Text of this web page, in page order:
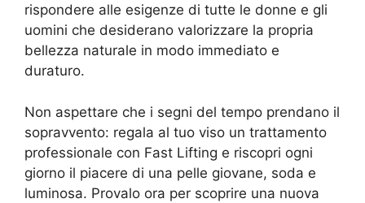
rispondere alle esigenze di tutte le donne e gli
uomini che desiderano valorizzare la propria
bellezza naturale in modo immediato e
duraturo.
Non aspettare che i segni del tempo prendano il
sopravvento: regala al tuo viso un trattamento
professionale con Fast Lifting e riscopri ogni
giorno il piacere di una pelle giovane, soda e
luminosa. Provalo ora per scoprire una nuova